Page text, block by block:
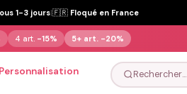
1-3 jours|🇫🇷 Floqué en France
4 art. -15% 5+ art. -20%
Personnalisation Rechercher…